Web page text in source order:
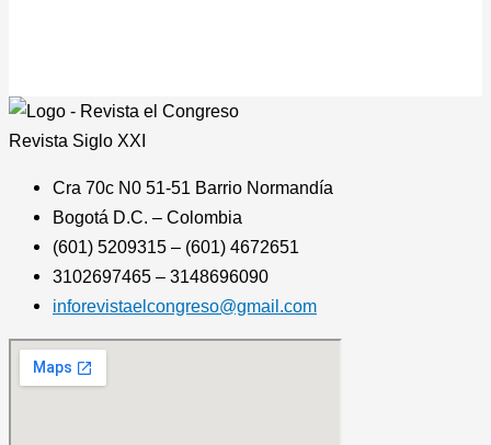
Revista Siglo XXI
Cra 70c N0 51-51 Barrio Normandía
Bogotá D.C. – Colombia
(601) 5209315 – (601) 4672651
3102697465 – 3148696090
inforevistaelcongreso@gmail.com